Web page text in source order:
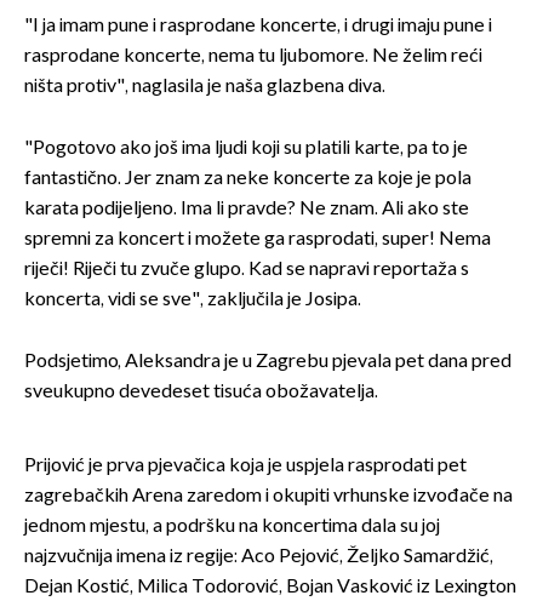
"I ja imam pune i rasprodane koncerte, i drugi imaju pune i
rasprodane koncerte, nema tu ljubomore. Ne želim reći
ništa protiv", naglasila je naša glazbena diva.
"Pogotovo ako još ima ljudi koji su platili karte, pa to je
fantastično. Jer znam za neke koncerte za koje je pola
karata podijeljeno. Ima li pravde? Ne znam. Ali ako ste
spremni za koncert i možete ga rasprodati, super! Nema
riječi! Riječi tu zvuče glupo. Kad se napravi reportaža s
koncerta, vidi se sve", zaključila je Josipa.
Podsjetimo, Aleksandra je u Zagrebu pjevala pet dana pred
sveukupno devedeset tisuća obožavatelja.
Prijović je prva pjevačica koja je uspjela rasprodati pet
zagrebačkih Arena zaredom i okupiti vrhunske izvođače na
jednom mjestu, a podršku na koncertima dala su joj
najzvučnija imena iz regije: Aco Pejović, Željko Samardžić,
Dejan Kostić, Milica Todorović, Bojan Vasković iz Lexington